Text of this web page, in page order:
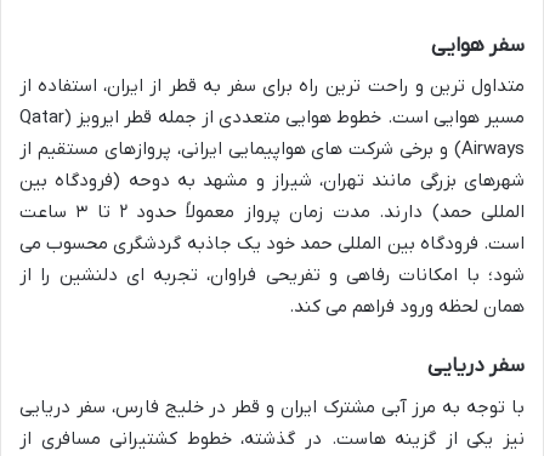
سفر هوایی
متداول ترین و راحت ترین راه برای سفر به قطر از ایران، استفاده از
مسیر هوایی است. خطوط هوایی متعددی از جمله قطر ایرویز (Qatar
Airways) و برخی شرکت های هواپیمایی ایرانی، پروازهای مستقیم از
شهرهای بزرگی مانند تهران، شیراز و مشهد به دوحه (فرودگاه بین
المللی حمد) دارند. مدت زمان پرواز معمولاً حدود ۲ تا ۳ ساعت
است. فرودگاه بین المللی حمد خود یک جاذبه گردشگری محسوب می
شود؛ با امکانات رفاهی و تفریحی فراوان، تجربه ای دلنشین را از
همان لحظه ورود فراهم می کند.
سفر دریایی
با توجه به مرز آبی مشترک ایران و قطر در خلیج فارس، سفر دریایی
نیز یکی از گزینه هاست. در گذشته، خطوط کشتیرانی مسافری از